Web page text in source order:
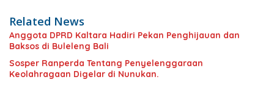
Related News
Anggota DPRD Kaltara Hadiri Pekan Penghijauan dan
Baksos di Buleleng Bali
Sosper Ranperda Tentang Penyelenggaraan
Keolahragaan Digelar di Nunukan.